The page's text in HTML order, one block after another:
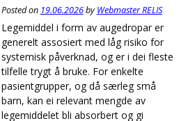
Posted on 19.06.2026byWebmaster RELIS
Legemiddel i form av augedropar er
generelt assosiert med låg risiko for
systemisk påverknad, og er i dei fleste
tilfelle trygt å bruke. For enkelte
pasientgrupper, og då særleg små
barn, kan ei relevant mengde av
legemiddelet bli absorbert og gi